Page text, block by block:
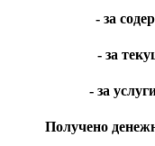
- за
- за
- за
Получено